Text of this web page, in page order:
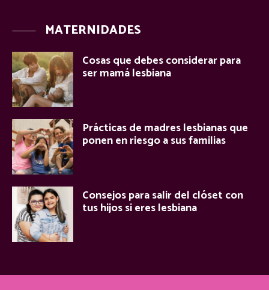
MATERNIDADES
Cosas que debes considerar para
ser mamá lesbiana
Prácticas de madres lesbianas que
ponen en riesgo a sus familias
Consejos para salir del clóset con
tus hijos si eres lesbiana